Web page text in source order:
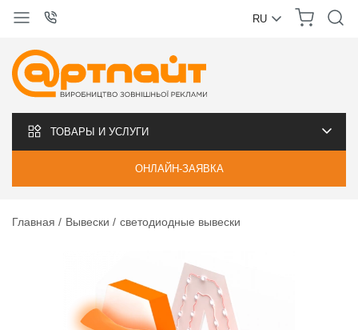
RU
ТОВАРЫ И УСЛУГИ
ОНЛАЙН-ЗАЯВКА
Главная Вывески светодиодные вывески